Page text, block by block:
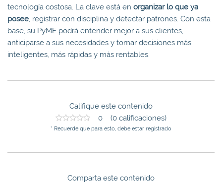
tecnología costosa. La clave está en organizar lo que ya
posee, registrar con disciplina y detectar patrones. Con esta
base, su PyME podrá entender mejor a sus clientes,
anticiparse a sus necesidades y tomar decisiones más
inteligentes, más rápidas y más rentables.
Califique este contenido
0 (0 calificaciones)
* Recuerde que para esto, debe estar registrado
Comparta este contenido